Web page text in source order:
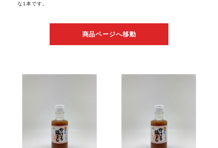
な1本です。
商品ページへ移動